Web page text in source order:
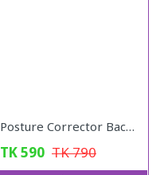
Posture Corrector Back Adjustable Posture
TK590 TK790